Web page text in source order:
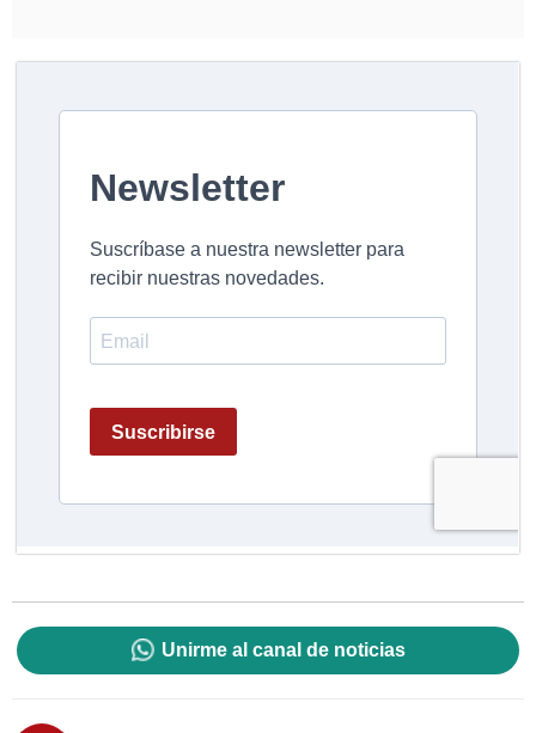
Unirme al canal de noticias